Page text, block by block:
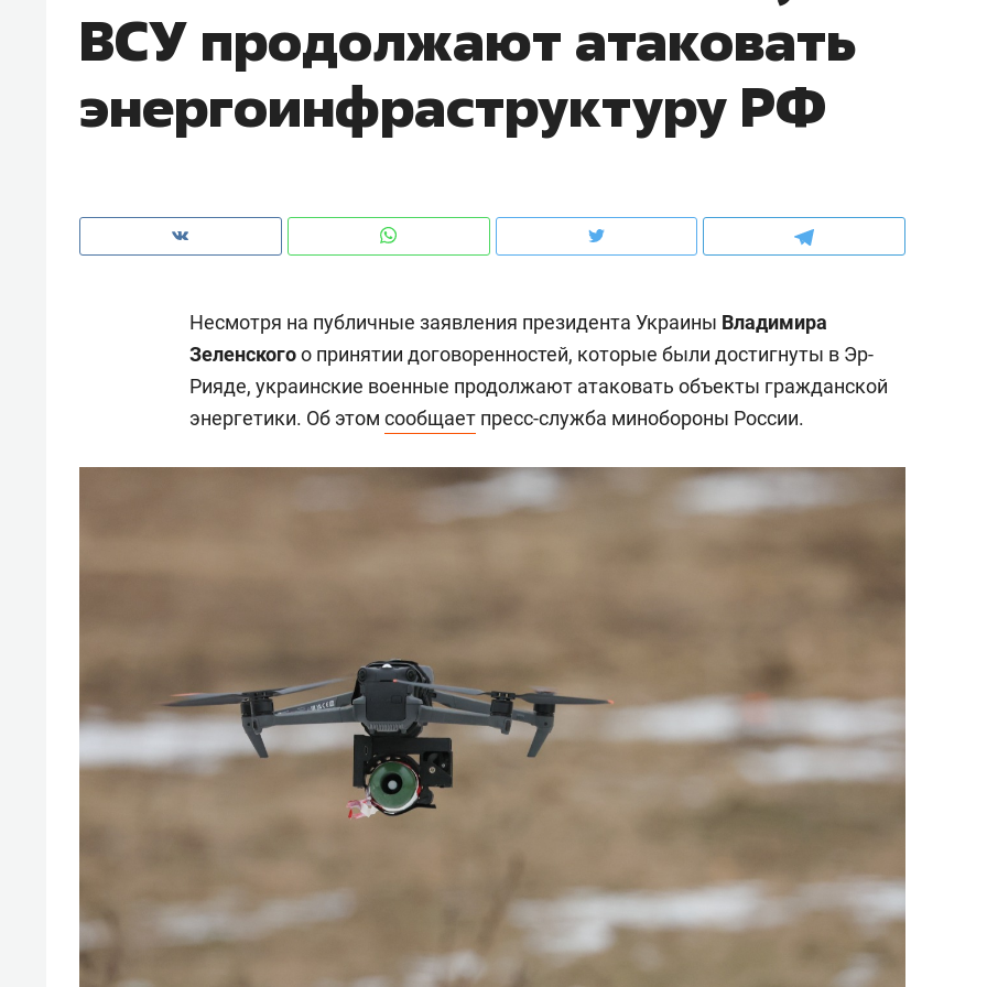
ВСУ продолжают атаковать
энергоинфраструктуру РФ
Несмотря на публичные заявления президента Украины Владимира
Зеленскогоо принятии договоренностей, которые были достигнуты в Эр-
Рияде, украинские военные продолжают атаковать объекты гражданской
энергетики. Об этом сообщает пресс-служба минобороны России.
чем интересен Оман?
клиентах и чудных запросах мастеров
налогах и развитии без
Оставить шум за волной: как
Рекомендуем
Психотерапевт «Фороса»:
когда человек не считает
свою сверхнагрузку
Рекомендуем
с мебелью за 2
для меня это